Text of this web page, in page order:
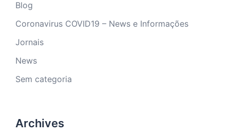
Blog
Coronavirus COVID19 – News e Informações
Jornais
News
Sem categoria
Archives